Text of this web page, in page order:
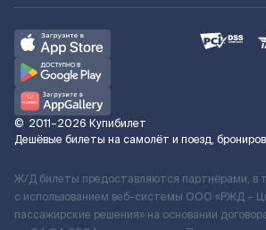
© 2011–2026 Купибилет
Дешёвые билеты на самолёт и поезд,
Ж/Д билеты предоставляются партнёрами, в
с использованием веб-системы ООО «РЖД –
пассажирские решения» на основании